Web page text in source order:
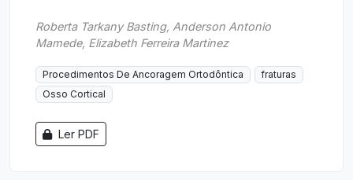
Roberta Tarkany Basting, Anderson Antonio
Mamede, Elizabeth Ferreira Martinez
Procedimentos De Ancoragem Ortodôntica
fraturas
Osso Cortical
Ler PDF